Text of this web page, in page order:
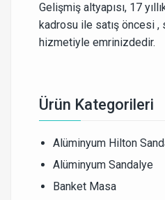
Gelişmiş altyapısı, 17
kadrosu ile satış öncesi ,
hizmetiyle emrinizdedir.
Ürün Kategorileri
Alüminyum Hilton
Alüminyum Sandalye
Banket Masa